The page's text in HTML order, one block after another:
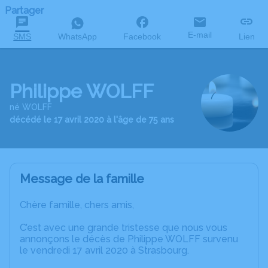
Partager
SMS WhatsApp Facebook E-mail Lien
Philippe WOLFF
né WOLFF
décédé le 17 avril 2020 à l'âge de 75 ans
Message de la famille
Chère famille, chers amis,
C’est avec une grande tristesse que nous vous
annonçons le décès de Philippe WOLFF survenu
le vendredi 17 avril 2020 à Strasbourg.